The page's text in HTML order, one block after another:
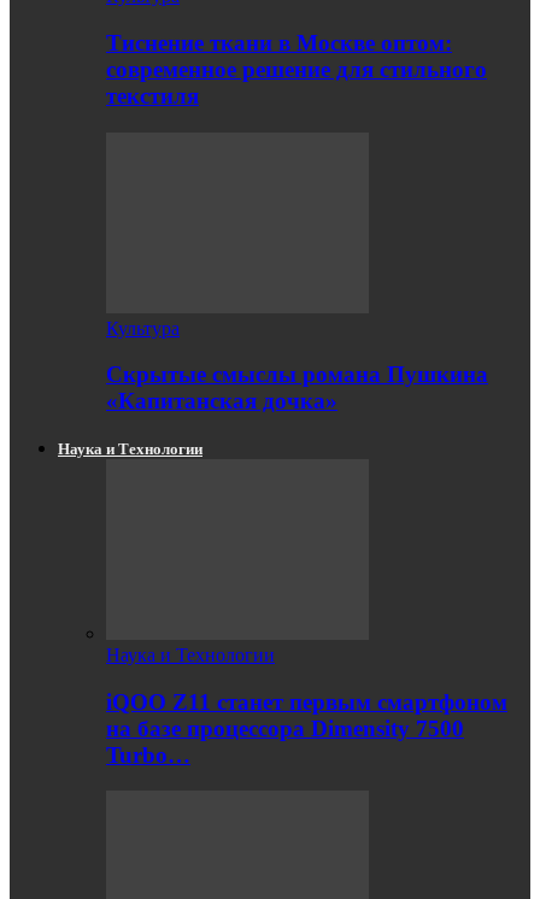
Тиснение ткани в Москве оптом:
современное решение для стильного
текстиля
Культура
Скрытые смыслы романа Пушкина
«Капитанская дочка»
Наука и Технологии
Наука и Технологии
iQOO Z11 станет первым смартфоном
на базе процессора Dimensity 7500
Turbo…